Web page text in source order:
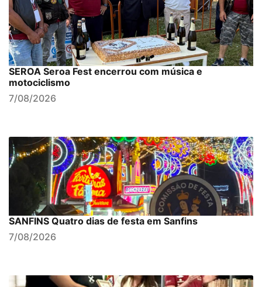
SEROA Seroa Fest encerrou com música e
motociclismo
7/08/2026
SANFINS Quatro dias de festa em Sanfins
7/08/2026